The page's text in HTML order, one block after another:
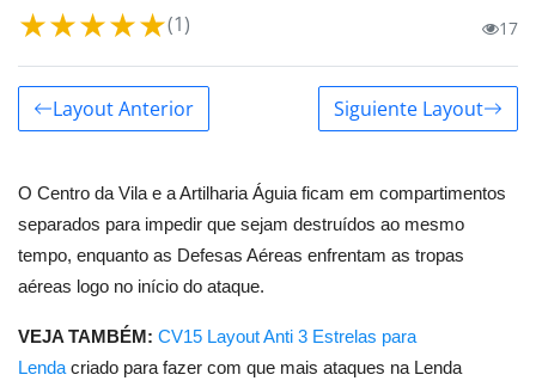
★★★★★(1) 17
Layout Anterior Siguiente Layout
O Centro da Vila e a Artilharia Águia ficam em compartimentos
separados para impedir que sejam destruídos ao mesmo
tempo, enquanto as Defesas Aéreas enfrentam as tropas
aéreas logo no início do ataque.
VEJA TAMBÉM: CV15 Layout Anti 3 Estrelas para
Lenda criado para fazer com que mais ataques na Lenda